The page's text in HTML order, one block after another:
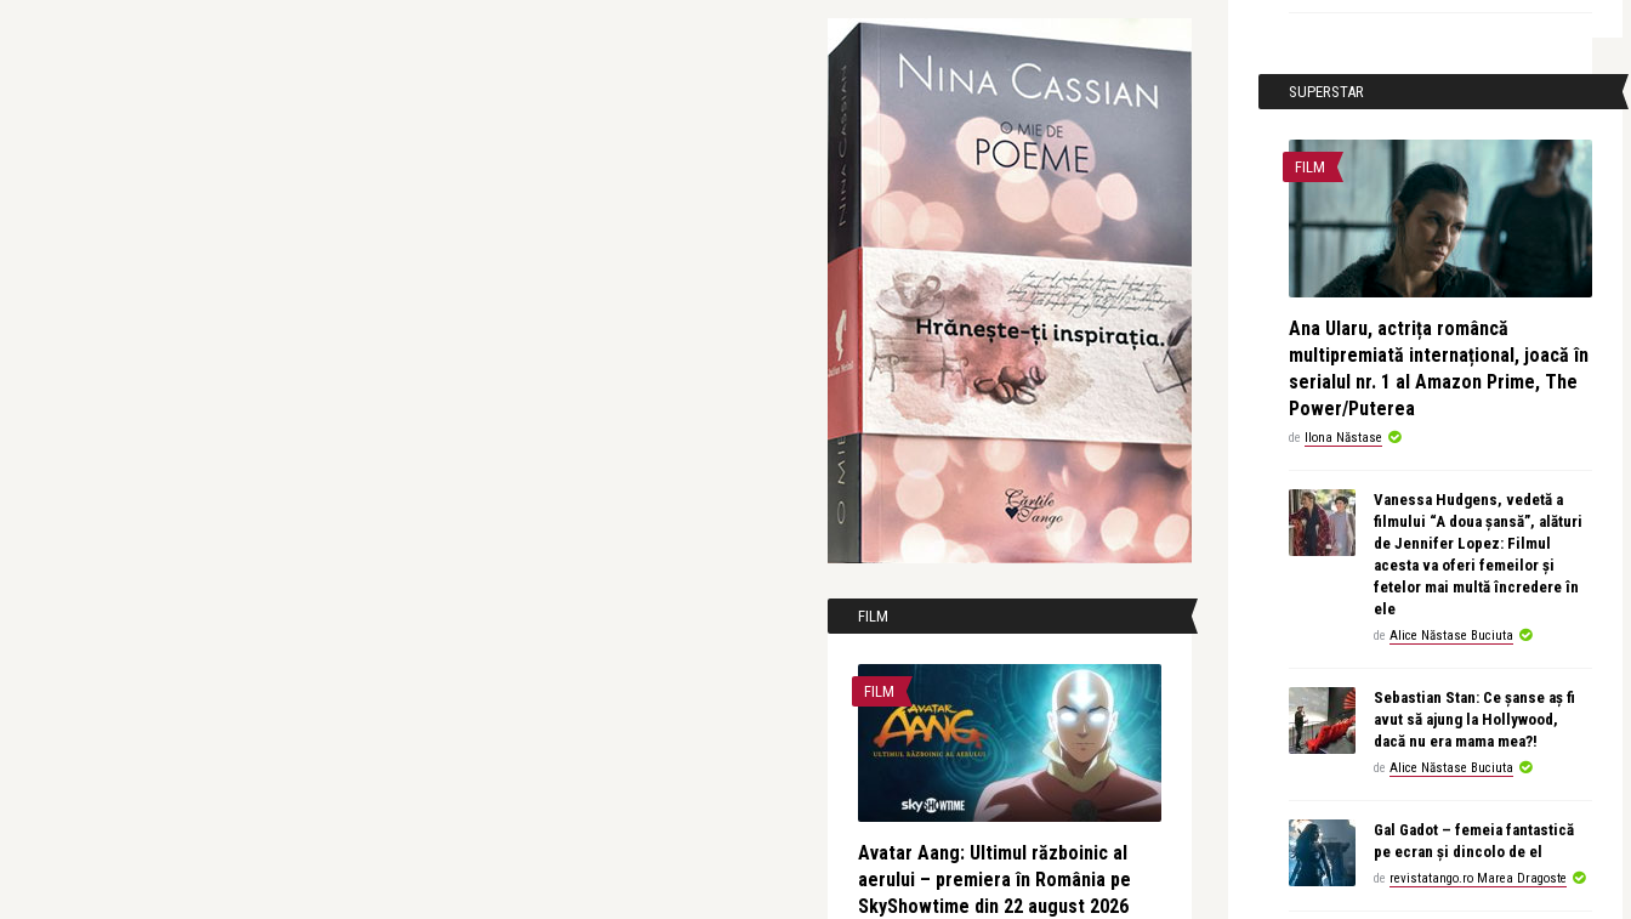
FILM
FILM
Avatar Aang: Ultimul războinic al
aerului – premiera în România pe
SkyShowtime din 22 august 2026
SUPERSTAR
FILM
Ana Ularu, actrița româncă
multipremiată internațional, joacă în
serialul nr. 1 al Amazon Prime, The
Power/Puterea
de Ilona Năstase
Vanessa Hudgens, vedetă a
filmului “A doua șansă”, alături
de Jennifer Lopez: Filmul
acesta va oferi femeilor și
fetelor mai multă încredere în
ele
de Alice Năstase Buciuta
Sebastian Stan: Ce șanse aș fi
avut să ajung la Hollywood,
dacă nu era mama mea?!
de Alice Năstase Buciuta
Gal Gadot – femeia fantastică
pe ecran și dincolo de el
de revistatango.ro Marea Dragoste